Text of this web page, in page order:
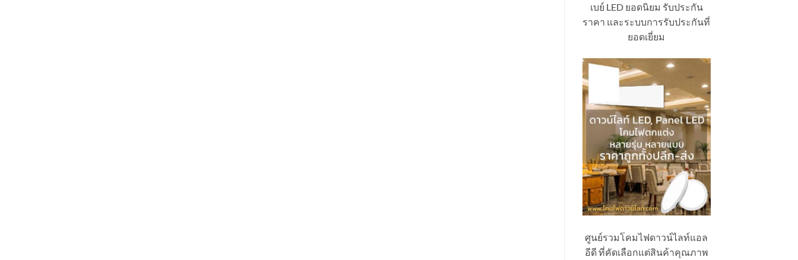
เบย์ LED ยอดนิยม รับประกัน
ราคา และระบบการรับประกันที่
ยอดเยี่ยม
ศูนย์รวมโคมไฟดาวน์ไลท์แอล
อีดี ที่คัดเลือกแต่สินค้าคุณภาพ